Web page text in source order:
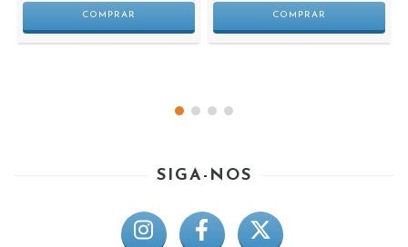
SIGA-NOS